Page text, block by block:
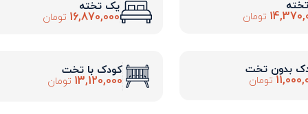
تومان
یک تخته
16,870,000 تومان
بدون تخت
تومان
کودک با تخت
13,120,000 تومان